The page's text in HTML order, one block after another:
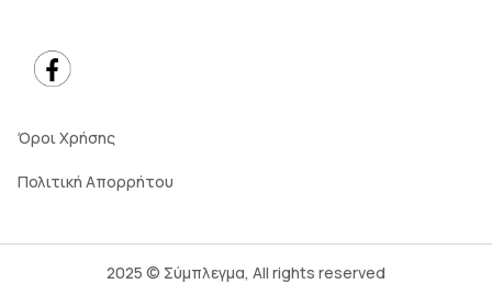
Όροι Χρήσης
Πολιτική Απορρήτου
2025 © Σύμπλεγμα, All rights reserved